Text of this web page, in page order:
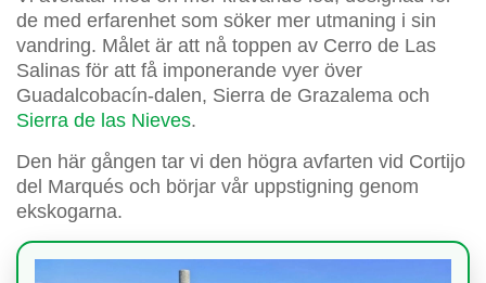
de med erfarenhet som söker mer utmaning i sin
vandring. Målet är att nå toppen av Cerro de Las
Salinas för att få imponerande vyer över
Guadalcobacín-dalen, Sierra de Grazalema och
Sierra de las Nieves.
Den här gången tar vi den högra avfarten vid Cortijo
del Marqués och börjar vår uppstigning genom
ekskogarna.